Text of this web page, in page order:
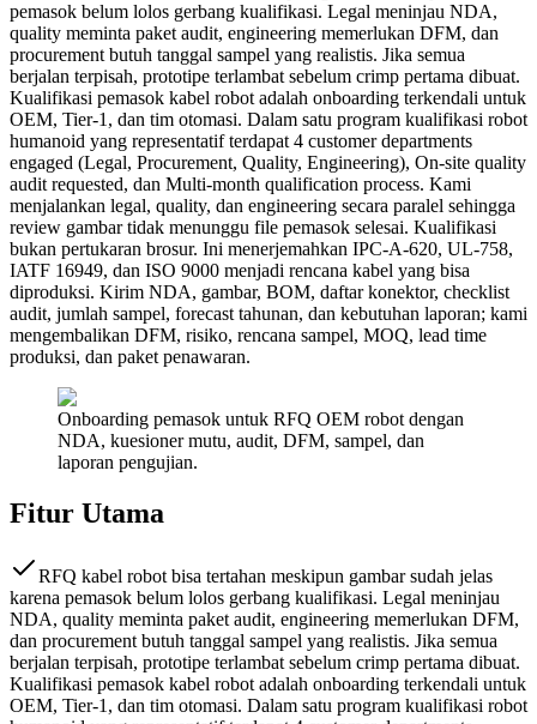
pemasok belum lolos gerbang kualifikasi. Legal meninjau NDA,
quality meminta paket audit, engineering memerlukan DFM, dan
procurement butuh tanggal sampel yang realistis. Jika semua
berjalan terpisah, prototipe terlambat sebelum crimp pertama dibuat.
Kualifikasi pemasok kabel robot adalah onboarding terkendali untuk
OEM, Tier-1, dan tim otomasi. Dalam satu program kualifikasi robot
humanoid yang representatif terdapat 4 customer departments
engaged (Legal, Procurement, Quality, Engineering), On-site quality
audit requested, dan Multi-month qualification process. Kami
menjalankan legal, quality, dan engineering secara paralel sehingga
review gambar tidak menunggu file pemasok selesai. Kualifikasi
bukan pertukaran brosur. Ini menerjemahkan IPC-A-620, UL-758,
IATF 16949, dan ISO 9000 menjadi rencana kabel yang bisa
diproduksi. Kirim NDA, gambar, BOM, daftar konektor, checklist
audit, jumlah sampel, forecast tahunan, dan kebutuhan laporan; kami
mengembalikan DFM, risiko, rencana sampel, MOQ, lead time
produksi, dan paket penawaran.
Onboarding pemasok untuk RFQ OEM robot dengan
NDA, kuesioner mutu, audit, DFM, sampel, dan
laporan pengujian.
Fitur Utama
RFQ kabel robot bisa tertahan meskipun gambar sudah jelas
karena pemasok belum lolos gerbang kualifikasi. Legal meninjau
NDA, quality meminta paket audit, engineering memerlukan DFM,
dan procurement butuh tanggal sampel yang realistis. Jika semua
berjalan terpisah, prototipe terlambat sebelum crimp pertama dibuat.
Kualifikasi pemasok kabel robot adalah onboarding terkendali untuk
OEM, Tier-1, dan tim otomasi. Dalam satu program kualifikasi robot